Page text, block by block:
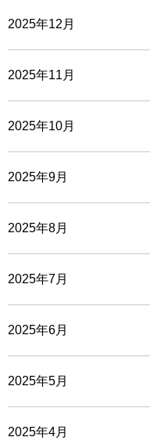
2025年12月
2025年11月
2025年10月
2025年9月
2025年8月
2025年7月
2025年6月
2025年5月
2025年4月